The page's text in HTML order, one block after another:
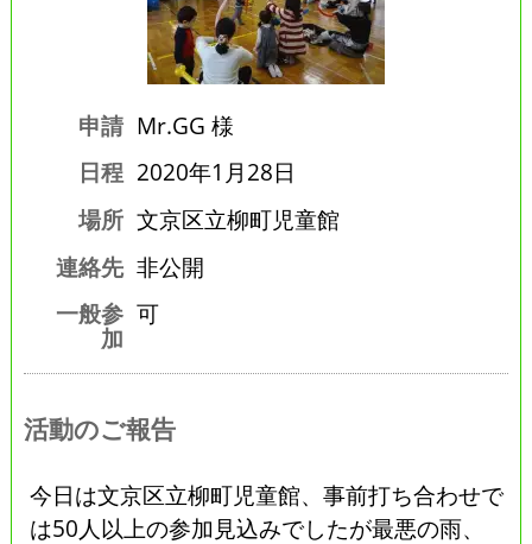
申請 Mr.GG 様
日程 2020年1月28日
場所 文京区立柳町児童館
連絡先 非公開
一般参
加
可
活動のご報告
今日は文京区立柳町児童館、事前打ち合わせで
は50人以上の参加見込みでしたが最悪の雨、